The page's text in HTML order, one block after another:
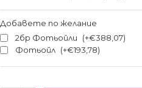
Добавете по желание
2бр Фотьойли
(+€388,07)
Фотьойл (+€193,78)